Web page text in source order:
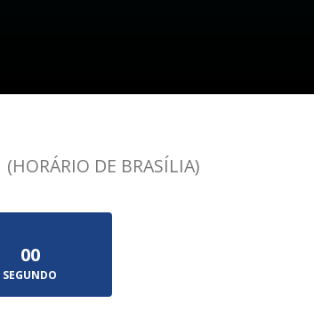
(HORÁRIO DE BRASÍLIA)
00
SEGUNDO